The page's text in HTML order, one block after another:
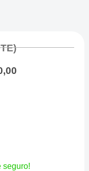
seguro!